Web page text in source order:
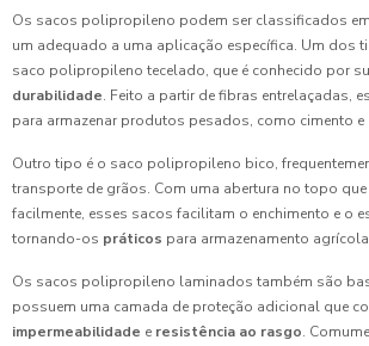
Os sacos polipropileno podem ser classificados
um adequado a uma aplicação específica. Um dos
saco polipropileno tecelado, que é conhecido por
durabilidade. Feito a partir de fibras entrelaçadas,
para armazenar produtos pesados, como cimento e
Outro tipo é o saco polipropileno bico,
transporte de grãos. Com uma abertura no topo
facilmente, esses sacos facilitam o enchimento e o
tornando-os práticos para armazenamento
Os sacos polipropileno laminados também são
possuem uma camada de proteção adicional que
impermeabilidade e resistência ao rasgo.